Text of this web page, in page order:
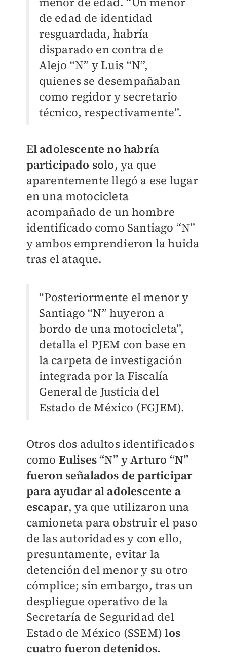
de edad de identidad
resguardada, habría
disparado en contra de
Alejo “N” y Luis “N”,
quienes se desempañaban
como regidor y secretario
técnico, respectivamente”.
El adolescente no habría
participado solo, ya que
aparentemente llegó a ese lugar
en una motocicleta
acompañado de un hombre
identificado como Santiago “N”
y ambos emprendieron la huida
tras el ataque.
“Posteriormente el menor y
Santiago “N” huyeron a
bordo de una motocicleta”,
detalla el PJEM con base en
la carpeta de investigación
integrada por la Fiscalía
General de Justicia del
Estado de México (FGJEM).
Otros dos adultos identificados
como Eulises “N” y Arturo “N”
fueron señalados de participar
para ayudar al adolescente a
escapar, ya que utilizaron una
camioneta para obstruir el paso
de las autoridades y con ello,
presuntamente, evitar la
detención del menor y su otro
cómplice; sin embargo, tras un
despliegue operativo de la
Secretaría de Seguridad del
Estado de México (SSEM) los
cuatro fueron detenidos.